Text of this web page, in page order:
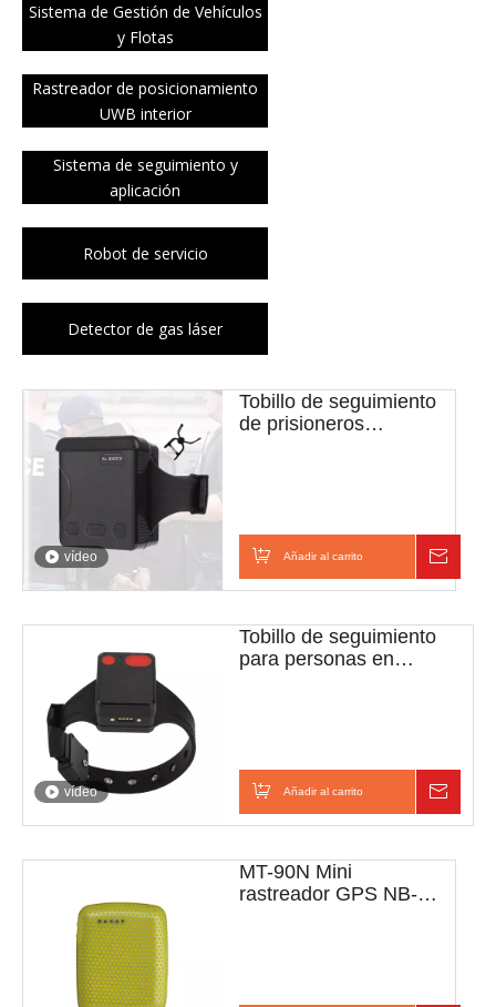
Sistema de Gestión de Vehículos
y Flotas
Rastreador de posicionamiento
UWB interior
Sistema de seguimiento y
aplicación
Robot de servicio
Detector de gas láser
vídeo
Tobillo de seguimiento
de prisioneros
Añadir al carrito
vídeo
Tobillo de seguimiento
para personas en
Añadir al carrito
MT-90N Mini
rastreador GPS NB-